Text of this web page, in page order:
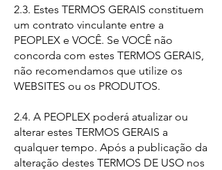
2.3. Estes TERMOS GERAIS constituem
um contrato vinculante entre a
PEOPLEX e VOCÊ. Se VOCÊ não
concorda com estes TERMOS GERAIS,
não recomendamos que utilize os
WEBSITES ou os PRODUTOS.
2.4. A PEOPLEX poderá atualizar ou
alterar estes TERMOS GERAIS a
qualquer tempo. Após a publicação da
alteração destes TERMOS DE USO nos